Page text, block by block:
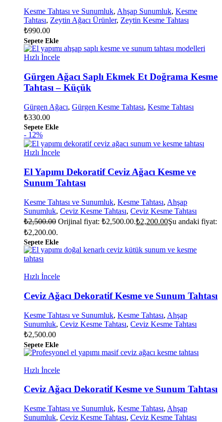
Kesme Tahtası ve Sunumluk, Ahşap Sunumluk, Kesme
Tahtası, Zeytin Ağacı Ürünler, Zeytin Kesme Tahtası
₺990.00
Sepete Ekle
Hızlı İncele
Gürgen Ağacı Saplı Ekmek Et Doğrama Kesme
Tahtası – Küçük
Gürgen Ağacı, Gürgen Kesme Tahtası, Kesme Tahtası
₺330.00
Sepete Ekle
- 12%
Hızlı İncele
El Yapımı Dekoratif Ceviz Ağacı Kesme ve
Sunum Tahtası
Kesme Tahtası ve Sunumluk, Kesme Tahtası, Ahşap
Sunumluk, Ceviz Kesme Tahtası, Ceviz Kesme Tahtası
₺2,500.00 Orijinal fiyat: ₺2,500.00.₺2,200.00Şu andaki fiyat:
₺2,200.00.
Sepete Ekle
Hızlı İncele
Ceviz Ağacı Dekoratif Kesme ve Sunum Tahtası
Kesme Tahtası ve Sunumluk, Kesme Tahtası, Ahşap
Sunumluk, Ceviz Kesme Tahtası, Ceviz Kesme Tahtası
₺2,500.00
Sepete Ekle
Hızlı İncele
Ceviz Ağacı Dekoratif Kesme ve Sunum Tahtası
Kesme Tahtası ve Sunumluk, Kesme Tahtası, Ahşap
Sunumluk, Ceviz Kesme Tahtası, Ceviz Kesme Tahtası